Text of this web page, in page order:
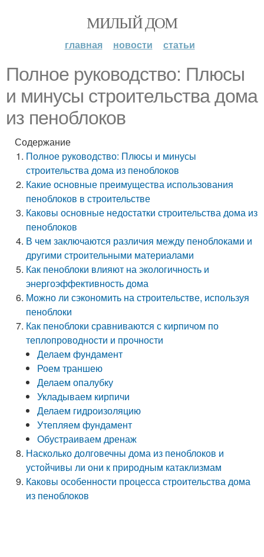
МИЛЫЙ ДОМ
главная новости статьи
Полное руководство: Плюсы
и минусы строительства дома
из пеноблоков
Содержание
Полное руководство: Плюсы и минусы
строительства дома из пеноблоков
Какие основные преимущества использования
пеноблоков в строительстве
Каковы основные недостатки строительства дома из
пеноблоков
В чем заключаются различия между пеноблоками и
другими строительными материалами
Как пеноблоки влияют на экологичность и
энергоэффективность дома
Можно ли сэкономить на строительстве, используя
пеноблоки
Как пеноблоки сравниваются с кирпичом по
теплопроводности и прочности
Делаем фундамент
Роем траншею
Делаем опалубку
Укладываем кирпичи
Делаем гидроизоляцию
Утепляем фундамент
Обустраиваем дренаж
Насколько долговечны дома из пеноблоков и
устойчивы ли они к природным катаклизмам
Каковы особенности процесса строительства дома
из пеноблоков